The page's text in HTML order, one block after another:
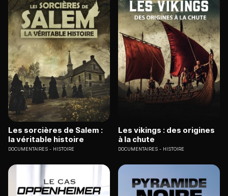
Les sorcières de Salem :
la véritable histoire
DOCUMENTAIRES HISTOIRE
Les vikings : des origines
à la chute
DOCUMENTAIRES HISTOIRE